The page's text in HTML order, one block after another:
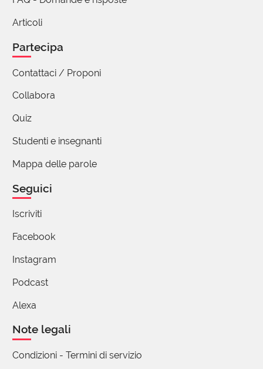
Articoli
Partecipa
Contattaci / Proponi
Collabora
Quiz
Studenti e insegnanti
Mappa delle parole
Seguici
Iscriviti
Facebook
Instagram
Podcast
Alexa
Note legali
Condizioni - Termini di servizio